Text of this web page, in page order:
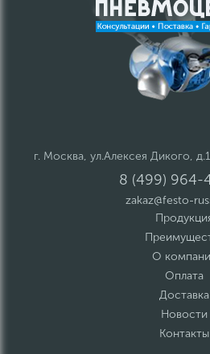
г. Москва, ул.Алексея Дикого,
8 (499) 964-
zakaz@festo-
О
Оплата
Доставка
Новости
Контакты